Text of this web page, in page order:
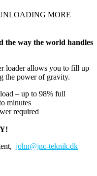
MORE
the way the world handles
loader allows you to fill up
the power of gravity.
– up to 98% full
minutes
required
john@jnc-teknik.dk